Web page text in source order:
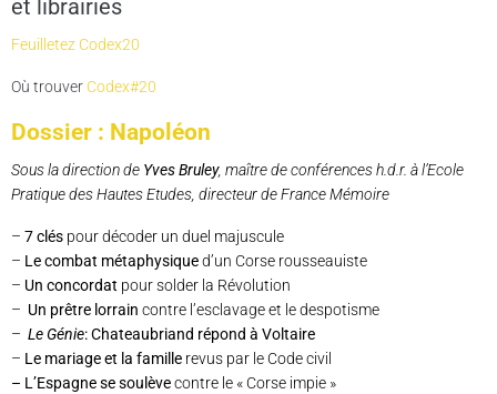
et librairies
Feuilletez Codex20
Où trouver Codex#20
Dossier : Napoléon
Sous la direction de Yves Bruley, maître de conférences h.d.r. à l’Ecole
Pratique des Hautes Etudes, directeur de France Mémoire
– 7 clés pour décoder un duel majuscule
– Le combat métaphysiqued’un Corse rousseauiste
– Un concordat pour solder la Révolution
– Un prêtre lorrain contre l’esclavage et le despotisme
– Le Génie: Chateaubriand répond à Voltaire
– Le mariage et la famille revus par le Code civil
– L’Espagne se soulèvecontre le « Corse impie »